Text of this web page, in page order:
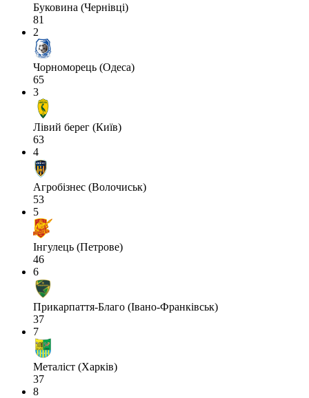
Буковина (Чернівці)
81
2
Чорноморець (Одеса)
65
3
Лівий берег (Київ)
63
4
Агробізнес (Волочиськ)
53
5
Інгулець (Петрове)
46
6
Прикарпаття-Благо (Івано-Франківськ)
37
7
Металіст (Харків)
37
8